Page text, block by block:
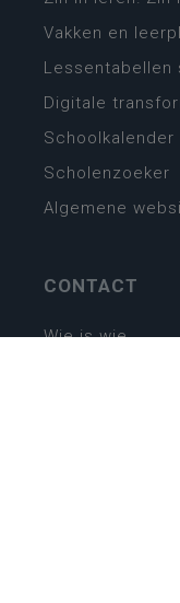
Vakken en
Lessentabellen
Digitale
Schoolkalender
Scholenzoeker
Algemene
CONTACT
Wie is wie